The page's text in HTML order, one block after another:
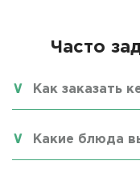
Часто
Как заказать
Какие блюда